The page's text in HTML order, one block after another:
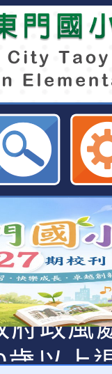
計者：徐
及幼兒
)與學
府政風
，綠能
以上